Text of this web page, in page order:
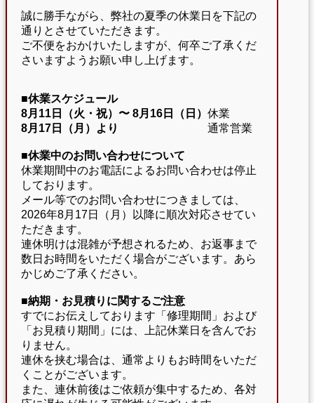
誠に勝手ながら、弊社の夏季の休業日を下記の
通りとさせていただきます。
ご不便をおかけいたしますが、何卒ご了承くだ
さいますようお願い申し上げます。
■休業スケジュール
8月11日（火・祝）〜 8月16日（日） 休業
8月17日（月）より
通常営業
■休業中のお問い合わせについて
休業期間中のお電話によるお問い合わせは停止
しております。
メール等でのお問い合わせにつきましては、
2026年8月17日（月）以降に順次対応させてい
ただきます。
連休明けは混雑が予想されるため、お返事まで
数日お時間をいただく場合がございます。あら
かじめご了承ください。
■納期・お見積りに関するご注意
すでにお伝えしております「修理期間」および
「お見積り期間」には、上記休業日を含んでお
りません。
連休を挟む場合は、通常よりもお時間をいただ
くことがございます。
また、連休前後はご依頼が集中するため、各対